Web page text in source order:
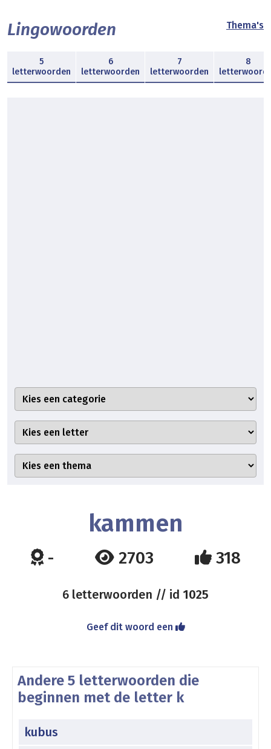
Lingowoorden Thema's
5
letterwoorden
6
letterwoorden
7
letterwoorden
8
kammen
- 2703 318
6 letterwoorden // id 1025
Geef dit woord een
Andere 5 letterwoorden die
beginnen met de letter k
kubus